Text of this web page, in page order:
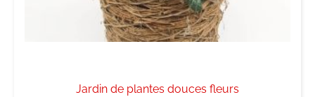
Jardin de plantes douces fleurs